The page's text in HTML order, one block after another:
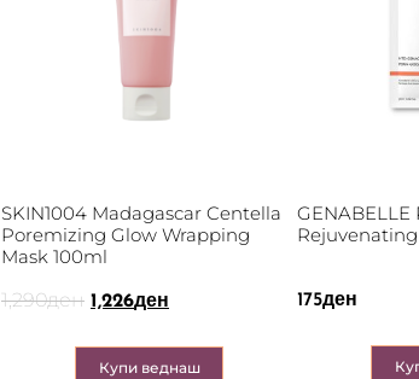
SKIN1004 Madagascar Centella
Poremizing Glow Wrapping
Mask 100ml
1,290ден 1,226ден
Купи веднаш
GENABELLE
Rejuvenating
175ден